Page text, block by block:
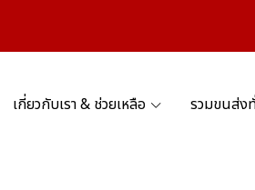
เกี่ยวกับเรา & ช่วยเหลือ รวมขนส่ง